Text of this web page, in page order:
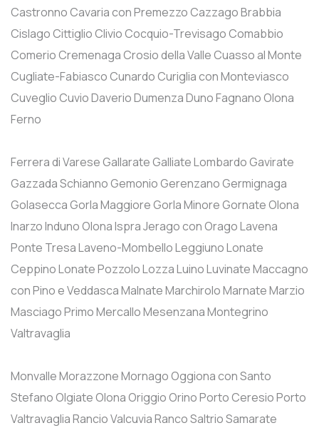
Castronno Cavaria con Premezzo Cazzago Brabbia
Cislago Cittiglio Clivio Cocquio-Trevisago Comabbio
Comerio Cremenaga Crosio della Valle Cuasso al Monte
Cugliate-Fabiasco Cunardo Curiglia con Monteviasco
Cuveglio CuvioDaverioDumenzaDunoFagnano Olona
Ferno
Ferrera di Varese Gallarate Galliate Lombardo Gavirate
Gazzada Schianno Gemonio Gerenzano Germignaga
Golasecca Gorla Maggiore Gorla Minore Gornate Olona
InarzoInduno OlonaIspraJerago con OragoLavena
Ponte TresaLaveno-MombelloLeggiunoLonate
CeppinoLonate PozzoloLozzaLuinoLuvinateMaccagno
con Pino e VeddascaMalnateMarchiroloMarnateMarzio
Masciago PrimoMercalloMesenzanaMontegrino
Valtravaglia
MonvalleMorazzoneMornago Oggiona con Santo
Stefano Olgiate Olona Origgio OrinoPorto CeresioPorto
ValtravagliaRancio ValcuviaRancoSaltrioSamarate